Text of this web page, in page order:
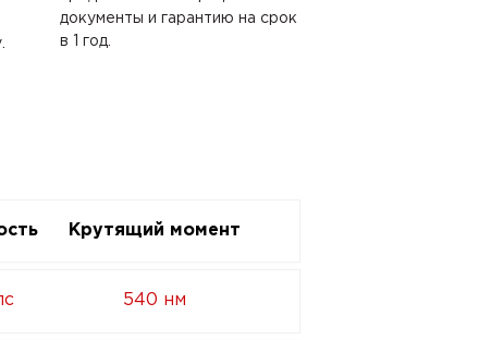
документы и гарантию на срок
в 1 год.
Крутящий момент
540 нм